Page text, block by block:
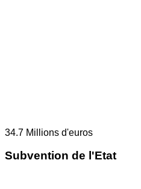
34.7 Millions d'euros
Subvention de l'Etat